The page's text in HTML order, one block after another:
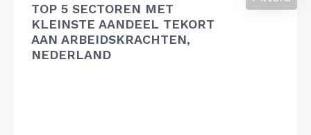
TOP 5 SECTOREN MET
KLEINSTE AANDEEL TEKORT
AAN ARBEIDSKRACHTEN,
NEDERLAND